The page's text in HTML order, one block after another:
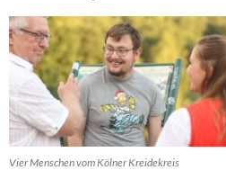
Vier Menschen vom Kölner Kreidekreis